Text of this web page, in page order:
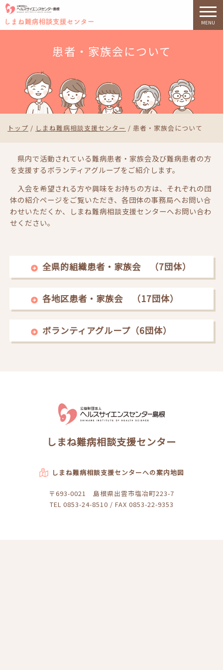
MENU
患者・家族会について
現
置：
トップ / しまね難病相談支援センター / 患者・家族会について
県内で活動されている難病患者・家族会及び難病患者の方
を支援するボランティアグループをご紹介します。
入会を希望される方や興味をお持ちの方は、それぞれの団
体の紹介ページをご覧いただき、各団体の事務局へお問い合
わせいただくか、しまね難病相談支援センターへお問い合わ
せください。
全県的組織患者・家族会 （7団体）
各地区患者・家族会 （17団体）
ボランティアグループ（6団体）
しまね難病相談支援センター
しまね難病相談支援センターへの案内地図
〒693-0021 島根県出雲市塩冶町223-7
TEL 0853-24-8510 / FAX 0853-22-9353